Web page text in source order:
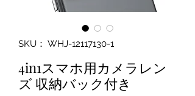
SKU： WHJ-12117130-1
4in1スマホ用カメラレン
ズ 収納バック付き